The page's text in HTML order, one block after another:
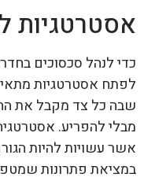
אסטרטגיות
כדי לנהל סכסוכים
לפתח אסטרטגיות
שבה כל צד מקבל את
מבלי להפריע. אסטרטגיה
אשר עשויות להיות
במציאת פתרונות